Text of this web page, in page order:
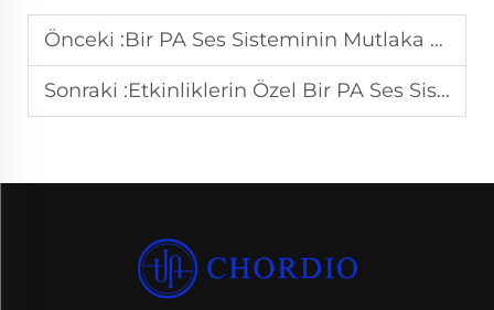
Önceki :Bir PA Ses Sisteminin Mutlaka Bulunması Gereken Bileşenler Nelerdir?
Sonraki :Etkinliklerin Özel Bir PA Ses Sistemine Neden İhtiyacı Vardır?